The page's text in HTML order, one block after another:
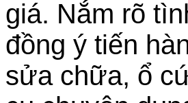
giá. Nắm rõ
đồng ý tiến
sửa chữa, ổ